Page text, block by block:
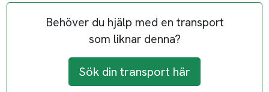
Behöver du hjälp med en transport
som liknar denna?
Sök din transport här